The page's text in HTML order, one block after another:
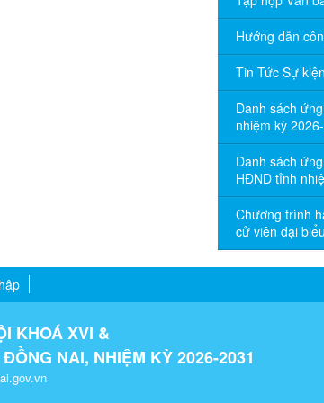
Hướng dẫn
Tin Tức Sự kiện
Danh sách
nhiệm kỳ
Danh sách
HĐND tỉnh
Chương trình
cử viên đại
KHOÁ XVI &
NAI, NHIỆM KỲ 2026-2031